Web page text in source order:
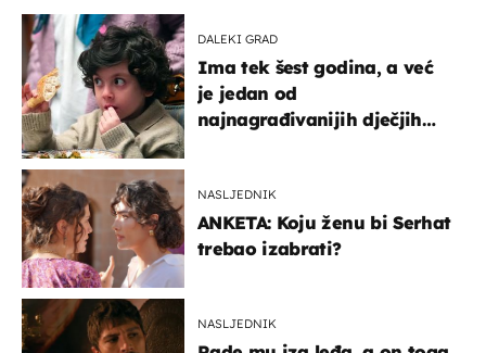
DALEKI GRAD
Ima tek šest godina, a već
je jedan od
najnagrađivanijih dječjih
NASLJEDNIK
ANKETA: Koju ženu bi Serhat
trebao izabrati?
NASLJEDNIK